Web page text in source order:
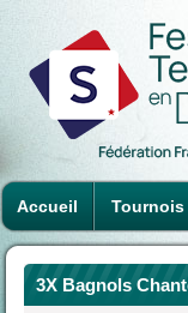
Accueil Tournois
3X Bagnols